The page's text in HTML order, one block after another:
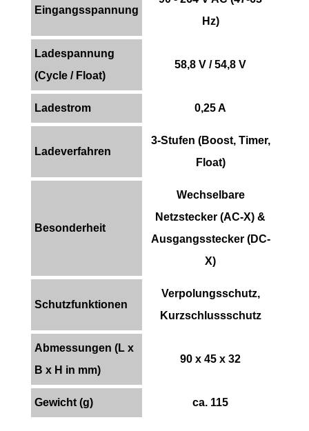
Eingangsspannung
Hz)
Ladespannung
(Cycle / Float)
58,8 V / 54,8 V
Ladestrom 0,25 A
Ladeverfahren
3-Stufen (Boost, Timer,
Float)
Besonderheit
Wechselbare
Netzstecker (AC-X) &
Ausgangsstecker (DC-
X)
Schutzfunktionen
Verpolungsschutz,
Kurzschlussschutz
Abmessungen (L x
B x H in mm)
90 x 45 x 32
Gewicht (g) ca. 115